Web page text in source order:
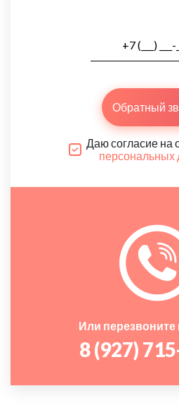
Обратный
Даю согласие на
персональных
Или
8 (927)